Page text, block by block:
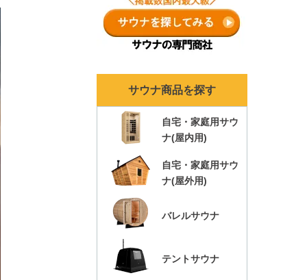
サウナ商品を探す
自宅・家庭用サウ
ナ(屋内用)
自宅・家庭用サウ
ナ(屋外用)
バレルサウナ
テントサウナ